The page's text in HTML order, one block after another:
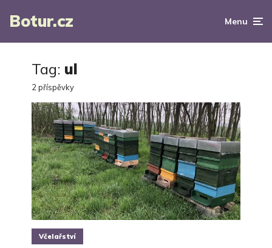
Botur.cz Menu
Tag: ul
2 příspěvky
Včelařství